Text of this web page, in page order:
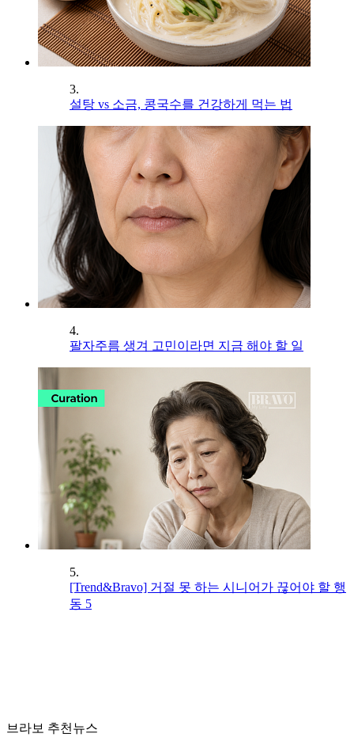
3.
설탕 vs 소금, 콩국수를 건강하게 먹는 법
4.
팔자주름 생겨 고민이라면 지금 해야 할 일
5.
[Trend&Bravo] 거절 못 하는 시니어가 끊어야 할 행
동 5
브라보 추천뉴스